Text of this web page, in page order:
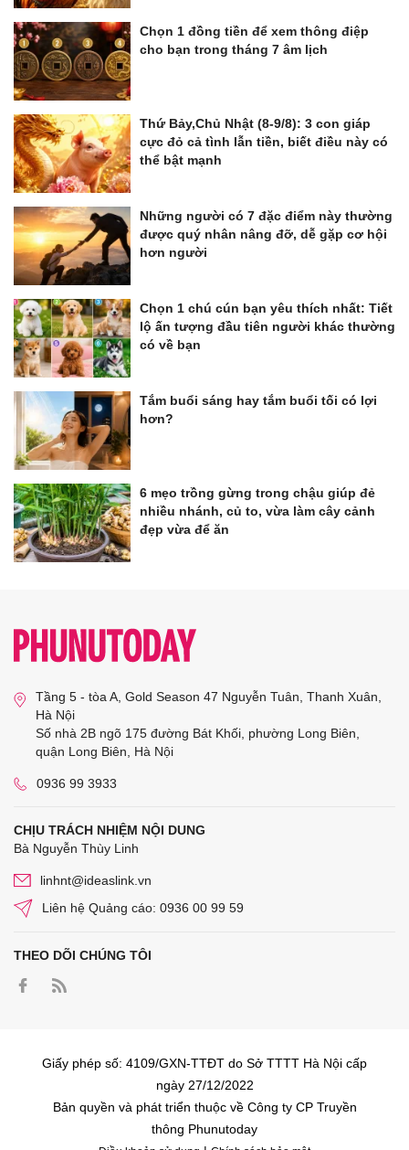
Chọn 1 đồng tiền để xem thông điệp
cho bạn trong tháng 7 âm lịch
Thứ Bảy,Chủ Nhật (8-9/8): 3 con giáp
cực đỏ cả tình lẫn tiền, biết điều này có
thể bật mạnh
Những người có 7 đặc điểm này thường
được quý nhân nâng đỡ, dễ gặp cơ hội
hơn người
Chọn 1 chú cún bạn yêu thích nhất: Tiết
lộ ấn tượng đầu tiên người khác thường
có về bạn
Tắm buổi sáng hay tắm buổi tối có lợi
hơn?
6 mẹo trồng gừng trong chậu giúp đẻ
nhiều nhánh, củ to, vừa làm cây cảnh
đẹp vừa để ăn
Tầng 5 - tòa A, Gold Season 47 Nguyễn Tuân, Thanh Xuân,
Hà Nội
Số nhà 2B ngõ 175 đường Bát Khối, phường Long Biên,
quận Long Biên, Hà Nội
0936 99 3933
CHỊU TRÁCH NHIỆM NỘI DUNG
Bà Nguyễn Thùy Linh
linhnt@ideaslink.vn
Liên hệ Quảng cáo: 0936 00 99 59
THEO DÕI CHÚNG TÔI
Giấy phép số: 4109/GXN-TTĐT do Sở TTTT Hà Nội cấp
ngày 27/12/2022
Bản quyền và phát triển thuộc về Công ty CP Truyền
thông Phunutoday